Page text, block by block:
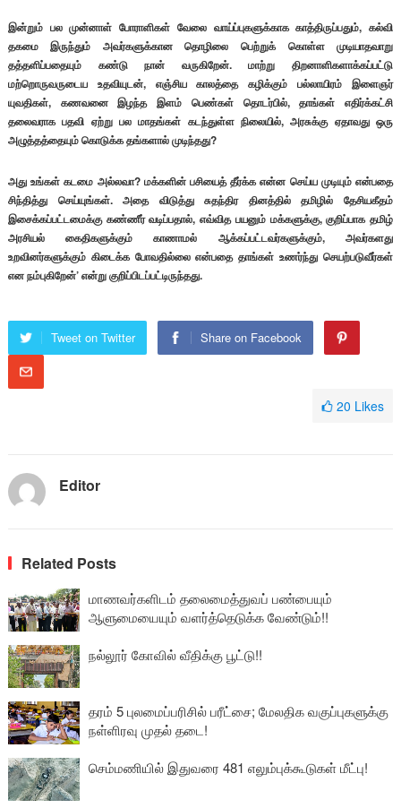
இன்றும் பல முன்னாள் போராளிகள் வேலை வாய்ப்புகளுக்காக காத்திருப்பதும், கல்வி
தகமை இருந்தும் அவர்களுக்கான தொழிலை பெற்றுக் கொள்ள முடியாதவாறு
தத்தளிப்பதையும் கண்டு நான் வருகிறேன். மாற்று திறனாளிகளாக்கப்பட்டு
மற்றொருவருடைய உதவியுடன், எஞ்சிய காலத்தை கழிக்கும் பல்லாயிரம் இளைஞர்
யுவதிகள், கணவனை இழந்த இளம் பெண்கள் தொடர்பில், தாங்கள் எதிர்க்கட்சி
தலைவராக பதவி ஏற்று பல மாதங்கள் கடந்துள்ள நிலையில், அரசுக்கு ஏதாவது ஒரு
அழுத்தத்தையும் கொடுக்க தங்களால் முடிந்தது?
அது உங்கள் கடமை அல்லவா? மக்களின் பசியைத் தீர்க்க என்ன செய்ய முடியும் என்பதை
சிந்தித்து செய்யுங்கள். அதை விடுத்து சுதந்திர தினத்தில் தமிழில் தேசியகீதம்
இசைக்கப்பட்டமைக்கு கண்ணீர் வடிப்பதால், எவ்வித பயனும் மக்களுக்கு, குறிப்பாக தமிழ்
அரசியல் கைதிகளுக்கும் காணாமல் ஆக்கப்பட்டவர்களுக்கும், அவர்களது
உறவினர்களுக்கும் கிடைக்க போவதில்லை என்பதை தாங்கள் உணர்ந்து செயற்படுவீர்கள்
என நம்புகிறேன்’ என்று குறிப்பிடப்பட்டிருந்தது.
Tweet on Twitter Share on Facebook
20 Likes
Editor
Related Posts
மாணவர்களிடம் தலைமைத்துவப் பண்பையும்
ஆளுமையையும் வளர்த்தெடுக்க வேண்டும்!!
நல்லூர் கோவில் வீதிக்கு பூட்டு!!
தரம் 5 புலமைப்பரிசில் பரீட்சை; மேலதிக வகுப்புகளுக்கு
நள்ளிரவு முதல் தடை!
செம்மணியில் இதுவரை 481 எலும்புக்கூடுகள் மீட்பு!